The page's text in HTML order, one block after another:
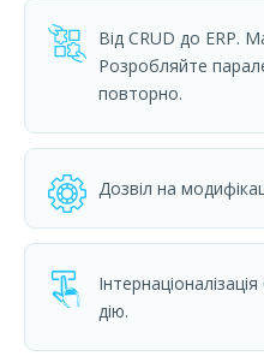
Від CRUD до ERP.
Розробляйте
повторно.
Дозвіл на
дію.